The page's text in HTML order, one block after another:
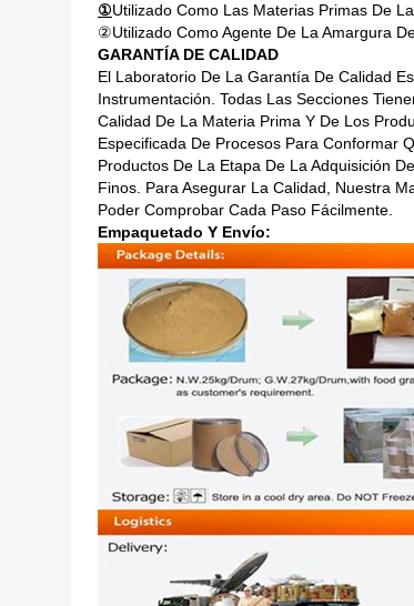
①Utilizado Como Las Materias Primas De
②Utilizado Como Agente De La Amargura
GARANTÍA DE CALIDAD
El Laboratorio De La Garantía De Calidad
Instrumentación. Todas Las Secciones
Calidad De La Materia Prima Y De Los
Especificada De Procesos Para Conformar
Productos De La Etapa De La Adquisición
Finos. Para Asegurar La Calidad, Nuestra
Poder Comprobar Cada Paso Fácilmente.
Empaquetado Y Envío: